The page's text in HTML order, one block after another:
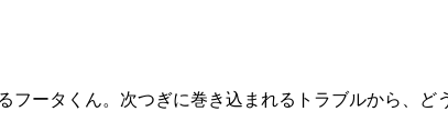
フータくん。次つぎに巻き込まれるトラブルから、